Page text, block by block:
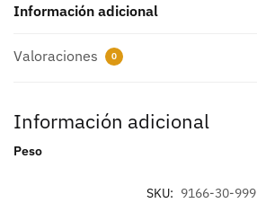
Información adicional
Valoraciones 0
Información adicional
Peso
SKU: 9166-30-999